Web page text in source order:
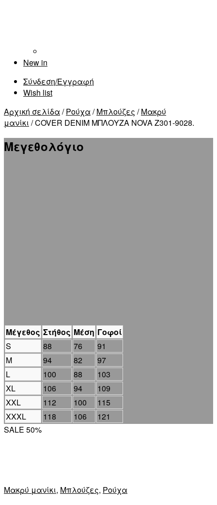
New in
Σύνδεση/Εγγραφή
Wish list
Αρχική σελίδα /Ρούχα /Μπλούζες /Μακρύ
μανίκι / COVER DENIM ΜΠΛΟΥΖΑ NOVA Z301-9028.
Μεγεθολόγιο
Μέγεθος Στήθος Μέση Γοφοί
S
88 76
91
M
94 82
97
L
100 88
103
XL
106 94
109
XXL
112 100
115
XXXL
118 106
121
SALE 50%
Μακρύ μανίκι, Μπλούζες, Ρούχα